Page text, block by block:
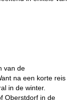
van de
na een korte reis
in de winter.
Oberstdorf in de